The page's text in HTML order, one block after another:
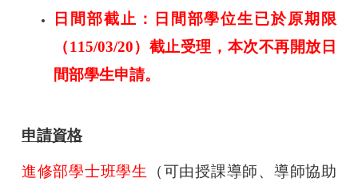
日間部截止：日間部學位生已於原期限
（115/03/20）截止受理，本次不再開放日
間部學生申請。
申請資格
進修部學士班學生
（可由授課導師、導師協助